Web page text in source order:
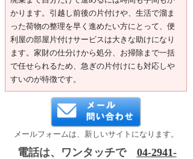
かります。引越し前後の片付けや、生活で溜ま
った荷物の整理を早く進めたい方にとって、便
利屋の部屋片付けサービスは大きな助けになり
ます。家財の仕分けから処分、お掃除まで一括
で任せられるため、急ぎの片付けにも対応しや
すいのが特徴です。
メールフォームは、新しいサイトになります。
電話は、ワンタッチで 04-2941-